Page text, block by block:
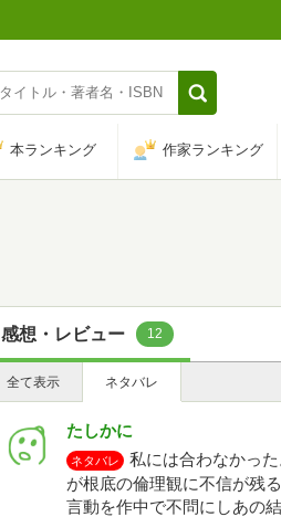
本ランキング 作家ランキング
感想・レビュー 12
全て表示 ネタバレ
たしかに
ネタバレ
私には合わなかっ
が根底の倫理観に不信が残
言動を作中で不問にしあの